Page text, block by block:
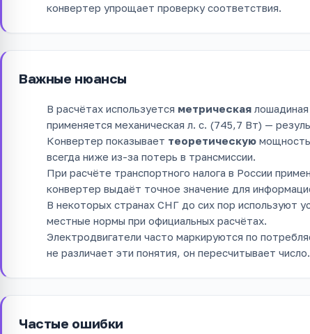
конвертер упрощает проверку соответствия.
Важные нюансы
В расчётах используется метрическая
применяется механическая л. с. (745,7 Вт) —
Конвертер показывает теоретическую
всегда ниже из-за потерь в трансмиссии.
При расчёте транспортного налога в России
конвертер выдаёт точное значение для
В некоторых странах СНГ до сих пор используют
местные нормы при официальных расчётах.
Электродвигатели часто маркируются по
не различает эти понятия, он пересчитывает число.
Частые ошибки